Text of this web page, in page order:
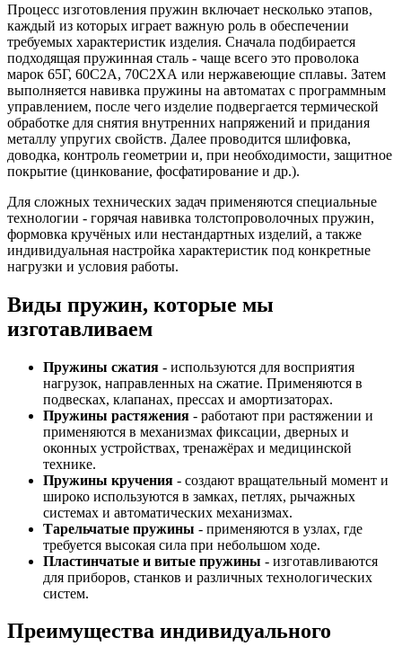
Процесс изготовления пружин включает несколько этапов,
каждый из которых играет важную роль в обеспечении
требуемых характеристик изделия. Сначала подбирается
подходящая пружинная сталь - чаще всего это проволока
марок 65Г, 60С2А, 70С2ХА или нержавеющие сплавы. Затем
выполняется навивка пружины на автоматах с программным
управлением, после чего изделие подвергается термической
обработке для снятия внутренних напряжений и придания
металлу упругих свойств. Далее проводится шлифовка,
доводка, контроль геометрии и, при необходимости, защитное
покрытие (цинкование, фосфатирование и др.).
Для сложных технических задач применяются специальные
технологии - горячая навивка толстопроволочных пружин,
формовка кручёных или нестандартных изделий, а также
индивидуальная настройка характеристик под конкретные
нагрузки и условия работы.
Виды пружин, которые мы
изготавливаем
Пружины сжатия - используются для восприятия
нагрузок, направленных на сжатие. Применяются в
подвесках, клапанах, прессах и амортизаторах.
Пружины растяжения - работают при растяжении и
применяются в механизмах фиксации, дверных и
оконных устройствах, тренажёрах и медицинской
технике.
Пружины кручения - создают вращательный момент и
широко используются в замках, петлях, рычажных
системах и автоматических механизмах.
Тарельчатые пружины - применяются в узлах, где
требуется высокая сила при небольшом ходе.
Пластинчатые и витые пружины - изготавливаются
для приборов, станков и различных технологических
систем.
Преимущества индивидуального